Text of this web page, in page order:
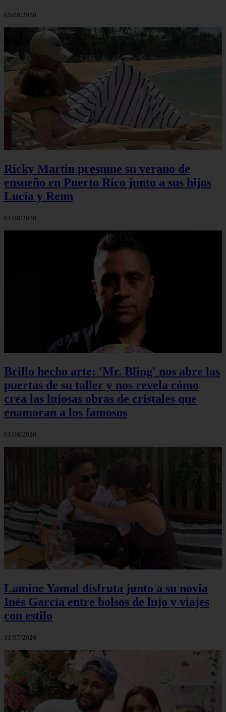
05/08/2026
Ricky Martin presume su verano de
ensueño en Puerto Rico junto a sus hijos
Lucía y Renn
04/08/2026
Brillo hecho arte: 'Mr. Bling' nos abre las
puertas de su taller y nos revela cómo
crea las lujosas obras de cristales que
enamoran a los famosos
01/08/2026
Lamine Yamal disfruta junto a su novia
Inés García entre bolsos de lujo y viajes
con estilo
31/07/2026